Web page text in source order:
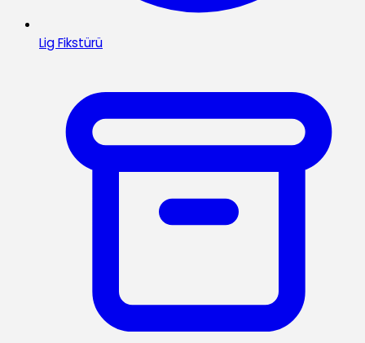
Lig Fikstürü